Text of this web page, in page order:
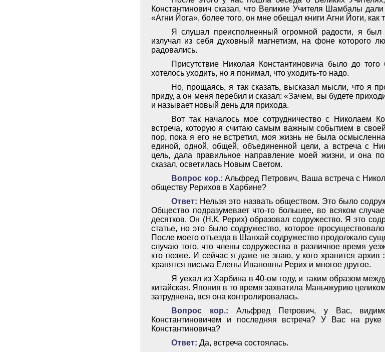
Константинович сказал, что Великие Учителя Шамбалы
«Агни Йога», более того, он мне обещал книги Агни Йоги, как
Я слушал преисполненный огромной радости, я был
излучал из себя духовный магнетизм, на фоне которого
радовались.
Присутствие Николая Константиновича было до того
хотелось уходить, но я понимал, что уходить-то надо.
Но, прощаясь, я так сказать, высказал мысли, что я
приду, а он меня перебил и сказал: «Зачем, вы будете
и называет новый день для прихода.
Вот так началось мое сотрудничество с Николаем
встреча, которую я считаю самым важным событием в
пор, пока я его не встретил, моя жизнь не была
единой, одной, общей, объединенной цели, а встреча с
цель, дала правильное направление моей жизни, и она
сказал, осветилась Новым Светом.
Вопрос кор.: Альфред Петрович, Ваша встреча с
обществу Рерихов в Харбине?
Ответ: Нельзя это назвать обществом. Это было
Общество подразумевает что-то большее, во всяком
десятков. Он (Н.К. Рерих) образовал содружество. Я это
статье, но это было содружество, которое
После моего отъезда в Шанхай содружество продолжало
случаю того, что члены содружества в различное время
кто позже. И сейчас я даже не знаю, у кого хранится архив
хранятся письма Елены Ивановны Рерих и многое другое.
Я уехал из Харбина в 40-ом году, и таким образом
китайская. Япония в то время захватила Маньчжурию
затруднена, вся она контролировалась.
Вопрос кор.: Альфред Петрович, у Вас,
Константиновичем и последняя встреча? У Вас на
Константиновича?
Ответ: Да, встреча состоялась.